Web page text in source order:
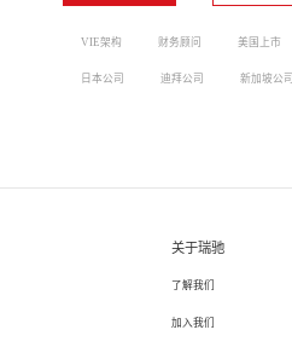
VIE架构 财务顾问 美国上市
日本公司 迪拜公司 新加坡公司
关于瑞驰
了解我们
加入我们